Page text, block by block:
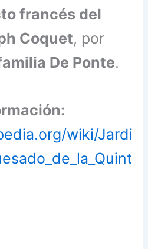
francés del
Coquet, por
De Ponte.
wiki/Jardi